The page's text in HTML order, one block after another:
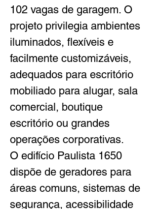
102 vagas de garagem. O
projeto privilegia ambientes
iluminados, flexíveis e
facilmente customizáveis,
adequados para escritório
mobiliado para alugar, sala
comercial, boutique
escritório ou grandes
operações corporativas.
O edifício Paulista 1650
dispõe de geradores para
áreas comuns, sistemas de
segurança, acessibilidade